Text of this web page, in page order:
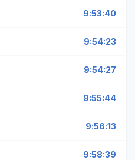
9:53:40
9:54:23
9:54:27
9:55:44
9:56:13
9:58:39